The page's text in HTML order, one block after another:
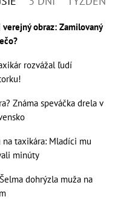
obraz: Zamilovaný
rozvážal ľudí
Známa speváčka drela v
na taxikára: Mladíci mu
minúty
dohrýzla muža na